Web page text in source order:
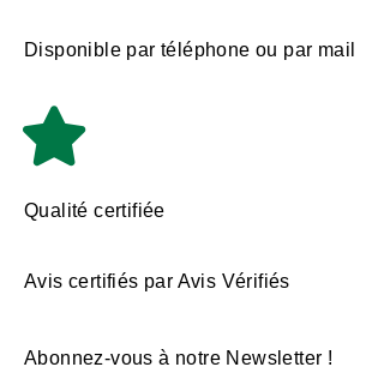
Disponible par téléphone ou par mail
Qualité certifiée
Avis certifiés par Avis Vérifiés
Abonnez-vous à notre Newsletter !